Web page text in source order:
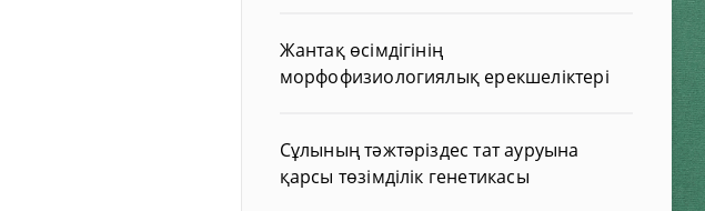
Жантақ өсімдігінің
морфофизиологиялық ерекшеліктері
Сұлының тәжтәріздес тат ауруына
қарсы төзімділік генетикасы